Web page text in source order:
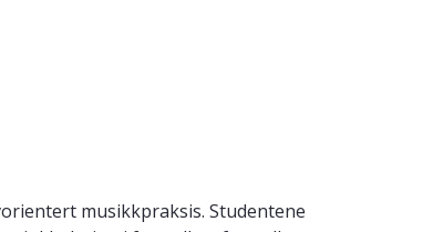
musikkpraksis. Studentene